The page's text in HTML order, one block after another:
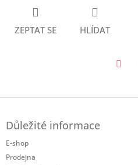
ZEPTAT SE HLÍDAT
Důležité informace
E-shop
Prodejna